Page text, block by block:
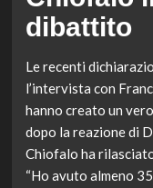
dibattito
Le recenti
l’intervista con
hanno creato un
dopo la reazione di
Chiofalo ha
“Ho avuto almeno